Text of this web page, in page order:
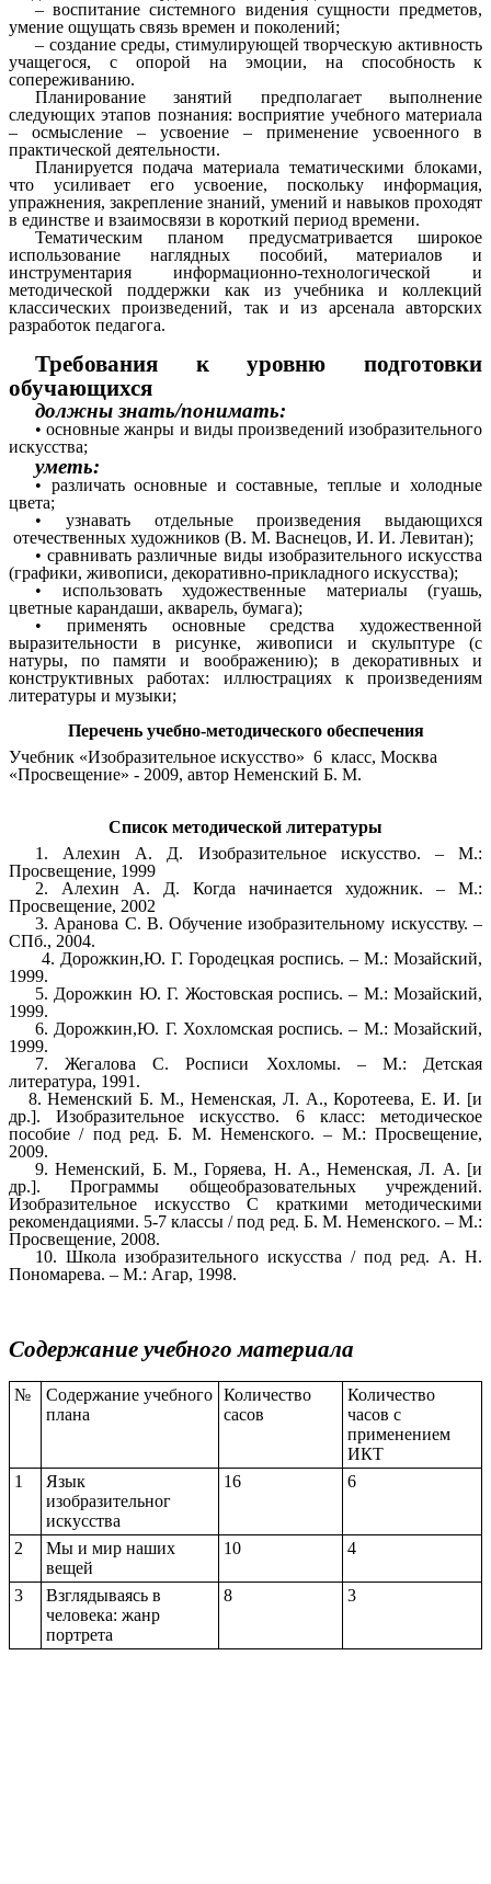
– воспитание системного видения сущности предметов,
умение ощущать связь времен и поколений;
– создание среды, стимулирующей творческую активность
учащегося, с опорой на эмоции, на способность к
сопереживанию.
Планирование занятий предполагает выполнение
следующих этапов познания: восприятие учебного материала
– осмысление – усвоение – применение усвоенного в
практической деятельности.
Планируется подача материала тематическими блоками,
что усиливает его усвоение, поскольку информация,
упражнения, закрепление знаний, умений и навыков проходят
в единстве и взаимосвязи в короткий период времени.
Тематическим планом предусматривается широкое
использование наглядных пособий, материалов и
инструментария информационно-технологической и
методической поддержки как из учебника и коллекций
классических произведений, так и из арсенала авторских
разработок педагога.
Требования к уровню подготовки
обучающихся
должны знать/понимать:
• основные жанры и виды произведений изобразительного
искусства;
уметь:
• различать основные и составные, теплые и холодные
цвета;
• узнавать отдельные произведения выдающихся
отечественных художников (В. М. Васнецов, И. И. Левитан);
• сравнивать различные виды изобразительного искусства
(графики, живописи, декоративно-прикладного искусства);
• использовать художественные материалы (гуашь,
цветные карандаши, акварель, бумага);
• применять основные средства художественной
выразительности в рисунке, живописи и скульптуре (с
натуры, по памяти и воображению); в декоративных и
конструктивных работах: иллюстрациях к произведениям
литературы и музыки;
Перечень учебно-методического обеспечения
Учебник «Изобразительное искусство» 6 класс, Москва
«Просвещение» - 2009, автор Неменский Б. М.
Список методической литературы
1. Алехин А. Д. Изобразительное искусство. – М.:
Просвещение, 1999
2. Алехин А. Д. Когда начинается художник. – М.:
Просвещение, 2002
3. Аранова С. В. Обучение изобразительному искусству. –
СПб., 2004.
4. Дорожкин,Ю. Г. Городецкая роспись. – М.: Мозайский,
1999.
5. Дорожкин Ю. Г. Жостовская роспись. – М.: Мозайский,
1999.
6. Дорожкин,Ю. Г. Хохломская роспись. – М.: Мозайский,
1999.
7. Жегалова С. Росписи Хохломы. – М.: Детская
литература, 1991.
8. Неменский Б. М., Неменская, Л. А., Коротеева, Е. И. [и
др.]. Изобразительное искусство. 6 класс: методическое
пособие / под ред. Б. М. Неменского. – М.: Просвещение,
2009.
9. Неменский, Б. М., Горяева, Н. А., Неменская, Л. А. [и
др.]. Программы общеобразовательных учреждений.
Изобразительное искусство С краткими методическими
рекомендациями. 5-7 классы / под ред. Б. М. Неменского. – М.:
Просвещение, 2008.
10. Школа изобразительного искусства / под ред. А. Н.
Пономарева. – М.: Агар, 1998.
Содержание учебного материала
№
Содержание учебного
плана
Количество
сасов
Количество
часов с
применением
ИКТ
1
Язык
изобразительног
искусства
16 6
2
Мы и мир наших
вещей
10 4
3
Взглядываясь в
человека: жанр
портрета
8 3